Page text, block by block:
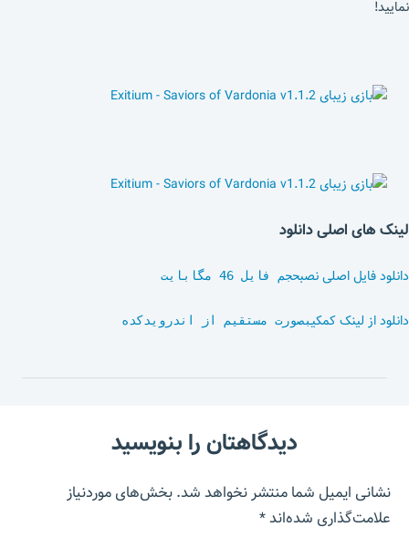
نمایید!
لینک های اصلی دانلود
دانلود فایل اصلی نصبحجم فایل 46 مگابایت
دانلود از لینک کمکیبصورت مستقیم از اندرویدکده
دیدگاهتان را بنویسید
نشانی ایمیل شما منتشر نخواهد شد.بخش‌های موردنیاز
علامت‌گذاری شده‌اند*